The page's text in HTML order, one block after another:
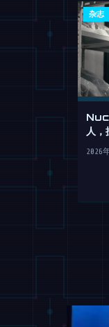
杂志
人
2026